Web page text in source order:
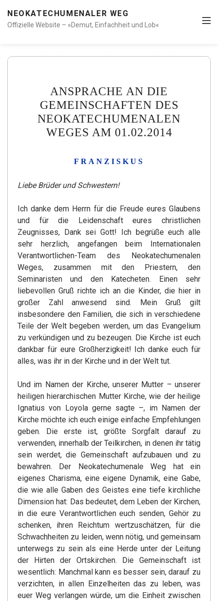
NEOKATECHUMENALER WEG
Offizielle Website – »Demut, Einfachheit und Lob«
ANSPRACHE AN DIE
GEMEINSCHAFTEN DES
NEOKATECHUMENALEN
WEGES AM 01.02.2014
FRANZISKUS
Liebe Brüder und Schwestern!
Ich danke dem Herrn für die Freude eures Glaubens
und für die Leidenschaft eures christlichen
Zeugnisses, Dank sei Gott! Ich begrüße euch alle
sehr herzlich, angefangen beim Internationalen
Verantwortlichen-Team des Neokatechumenalen
Weges, zusammen mit den Priestern, den
Seminaristen und den Katecheten. Einen sehr
liebevollen Gruß richte ich an die Kinder, die hier in
großer Zahl anwesend sind. Mein Gruß gilt
insbesondere den Familien, die sich in verschiedene
Teile der Welt begeben werden, um das Evangelium
zu verkündigen und zu bezeugen. Die Kirche ist euch
dankbar für eure Großherzigkeit! Ich danke euch für
alles, was ihr in der Kirche und in der Welt tut.
Und im Namen der Kirche, unserer Mutter – unserer
heiligen hierarchischen Mutter Kirche, wie der heilige
Ignatius von Loyola gerne sagte –, im Namen der
Kirche möchte ich euch einige einfache Empfehlungen
geben. Die erste ist, größte Sorgfalt darauf zu
verwenden, innerhalb der Teilkirchen, in denen ihr tätig
sein werdet, die Gemeinschaft aufzubauen und zu
bewahren. Der Neokatechumenale Weg hat ein
eigenes Charisma, eine eigene Dynamik, eine Gabe,
die wie alle Gaben des Geistes eine tiefe kirchliche
Dimension hat: Das bedeutet, dem Leben der Kirchen,
in die eure Verantwortlichen euch senden, Gehör zu
schenken, ihren Reichtum wertzuschätzen, für die
Schwachheiten zu leiden, wenn nötig, und gemeinsam
unterwegs zu sein als eine Herde unter der Leitung
der Hirten der Ortskirchen. Die Gemeinschaft ist
wesentlich: Manchmal kann es besser sein, darauf zu
verzichten, in allen Einzelheiten das zu leben, was
euer Weg verlangen würde, um die Einheit zwischen